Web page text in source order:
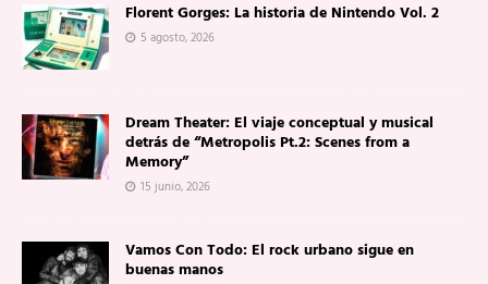
Florent Gorges: La historia de Nintendo Vol. 2
5 agosto, 2026
Dream Theater: El viaje conceptual y musical
detrás de “Metropolis Pt.2: Scenes from a
Memory”
15 junio, 2026
Vamos Con Todo: El rock urbano sigue en
buenas manos